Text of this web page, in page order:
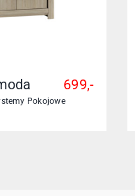
Pokojowe
699,-